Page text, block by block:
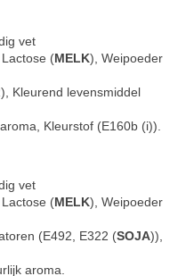
vet
(MELK), Weipoeder
Kleurend levensmiddel
Kleurstof (E160b (i)).
vet
(MELK), Weipoeder
(E492, E322 (SOJA)),
aroma.